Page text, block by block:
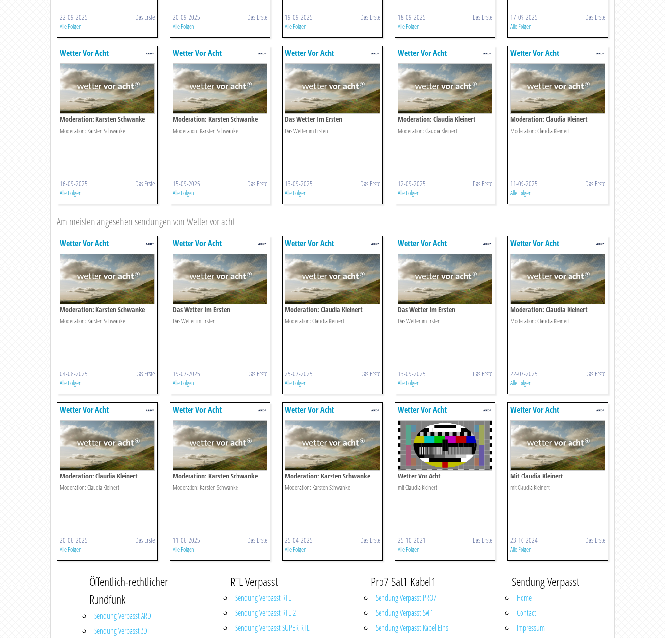
22-09-2025 Das Erste
Alle Folgen
20-09-2025 Das Erste
Alle Folgen
19-09-2025 Das Erste
Alle Folgen
18-09-2025 Das Erste
Alle Folgen
17-09-2025 Das Erste
Alle Folgen
Wetter Vor Acht
Moderation: Karsten Schwanke
Moderation: Karsten Schwanke
16-09-2025 Das Erste
Alle Folgen
Wetter Vor Acht
Moderation: Karsten Schwanke
Moderation: Karsten Schwanke
15-09-2025 Das Erste
Alle Folgen
Wetter Vor Acht
Das Wetter Im Ersten
Das Wetter im Ersten
13-09-2025 Das Erste
Alle Folgen
Wetter Vor Acht
Moderation: Claudia Kleinert
Moderation: Claudia Kleinert
12-09-2025 Das Erste
Alle Folgen
Wetter Vor Acht
Moderation: Claudia Kleinert
Moderation: Claudia Kleinert
11-09-2025 Das Erste
Alle Folgen
Am meisten angesehen sendungen von Wetter vor acht
Wetter Vor Acht
Moderation: Karsten Schwanke
Moderation: Karsten Schwanke
04-08-2025 Das Erste
Alle Folgen
Wetter Vor Acht
Das Wetter Im Ersten
Das Wetter im Ersten
19-07-2025 Das Erste
Alle Folgen
Wetter Vor Acht
Moderation: Claudia Kleinert
Moderation: Claudia Kleinert
25-07-2025 Das Erste
Alle Folgen
Wetter Vor Acht
Das Wetter Im Ersten
Das Wetter im Ersten
13-09-2025 Das Erste
Alle Folgen
Wetter Vor Acht
Moderation: Claudia Kleinert
Moderation: Claudia Kleinert
22-07-2025 Das Erste
Alle Folgen
Wetter Vor Acht
Moderation: Claudia Kleinert
Moderation: Claudia Kleinert
20-06-2025 Das Erste
Alle Folgen
Wetter Vor Acht
Moderation: Karsten Schwanke
Moderation: Karsten Schwanke
11-06-2025 Das Erste
Alle Folgen
Wetter Vor Acht
Moderation: Karsten Schwanke
Moderation: Karsten Schwanke
25-04-2025 Das Erste
Alle Folgen
Wetter Vor Acht
Wetter Vor Acht
mit Claudia Kleinert
25-10-2021 Das Erste
Alle Folgen
Wetter Vor Acht
Mit Claudia Kleinert
mit Claudia Kleinert
23-10-2024 Das Erste
Alle Folgen
Öffentlich-rechtlicher
Rundfunk
Sendung Verpasst ARD
Sendung Verpasst ZDF
RTL Verpasst
Sendung Verpasst RTL
Sendung Verpasst RTL 2
Sendung Verpasst SUPER RTL
Pro7 Sat1 Kabel1
Sendung Verpasst PRO7
Sendung Verpasst SAT1
Sendung Verpasst Kabel Eins
Sendung Verpasst
Home
Contact
Impressum